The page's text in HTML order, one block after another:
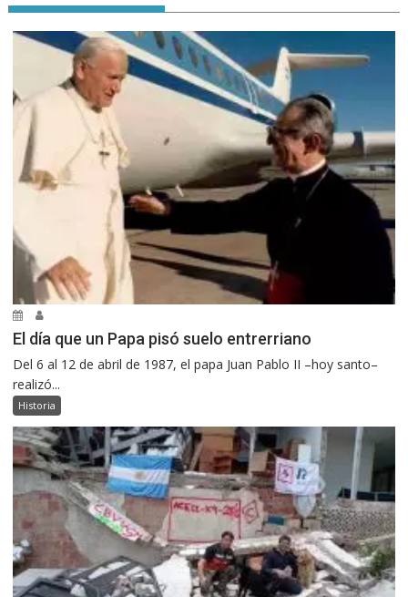
El día que un Papa pisó suelo entrerriano
Del 6 al 12 de abril de 1987, el papa Juan Pablo II –hoy santo–
realizó...
Historia